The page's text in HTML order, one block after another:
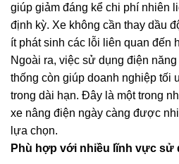
giúp giảm đáng kể chi phí nhiên
định kỳ. Xe không cần thay dầu
ít phát sinh các lỗi liên quan đến
Ngoài ra, việc sử dụng điện
thống còn giúp doanh nghiệp tối
trong dài hạn. Đây là một trong
xe nâng điện ngày càng được
lựa chọn.
Phù hợp với nhiều lĩnh vực sử